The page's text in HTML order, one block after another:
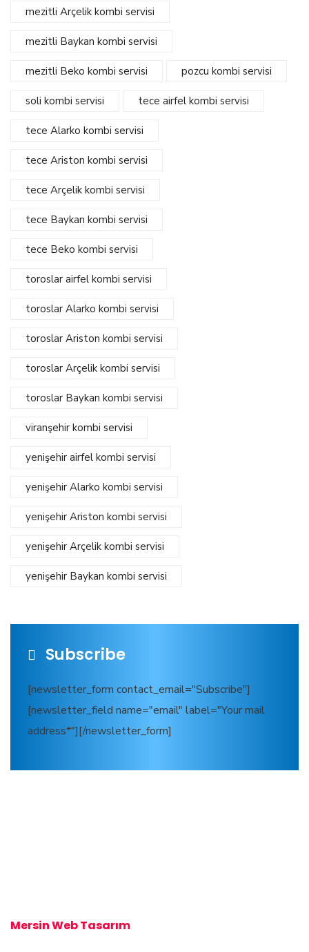
mezitli Arçelik kombi servisi
mezitli Baykan kombi servisi
mezitli Beko kombi servisi pozcu kombi servisi
soli kombi servisi tece airfel kombi servisi
tece Alarko kombi servisi
tece Ariston kombi servisi
tece Arçelik kombi servisi
tece Baykan kombi servisi
tece Beko kombi servisi
toroslar airfel kombi servisi
toroslar Alarko kombi servisi
toroslar Ariston kombi servisi
toroslar Arçelik kombi servisi
toroslar Baykan kombi servisi
viranşehir kombi servisi
yenişehir airfel kombi servisi
yenişehir Alarko kombi servisi
yenişehir Ariston kombi servisi
yenişehir Arçelik kombi servisi
yenişehir Baykan kombi servisi
Subscribe
[newsletter_form contact_email="Subscribe"]
[newsletter_field name="email" label="Your mail
address*"][/newsletter_form]
Mersin Web Tasarım